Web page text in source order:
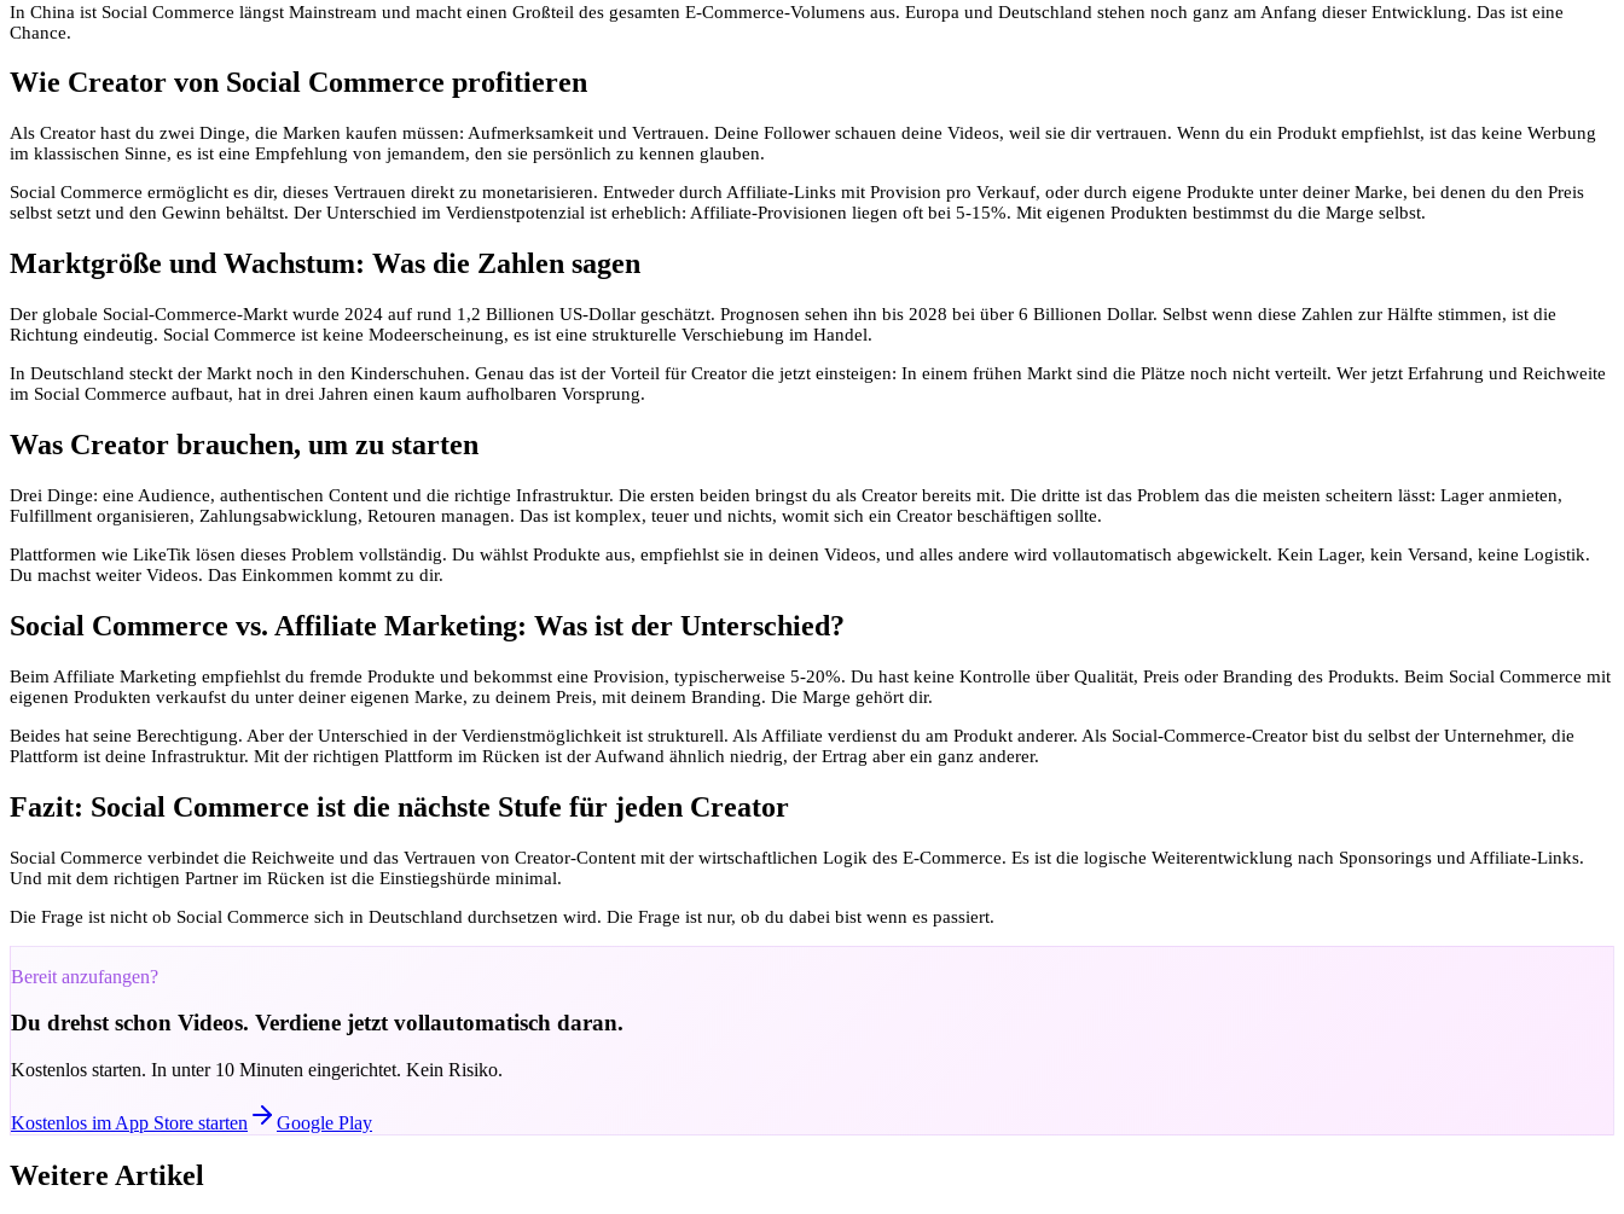
In China ist Social Commerce längst Mainstream und macht einen Großteil des gesamten E-Commerce-Volumens aus. Europa und Deutschland stehen noch ganz am Anfang dieser Entwicklung. Das ist eine
Chance.
Wie Creator von Social Commerce profitieren
Als Creator hast du zwei Dinge, die Marken kaufen müssen: Aufmerksamkeit und Vertrauen. Deine Follower schauen deine Videos, weil sie dir vertrauen. Wenn du ein Produkt empfiehlst, ist das keine Werbung
im klassischen Sinne, es ist eine Empfehlung von jemandem, den sie persönlich zu kennen glauben.
Social Commerce ermöglicht es dir, dieses Vertrauen direkt zu monetarisieren. Entweder durch Affiliate-Links mit Provision pro Verkauf, oder durch eigene Produkte unter deiner Marke, bei denen du den Preis
selbst setzt und den Gewinn behältst. Der Unterschied im Verdienstpotenzial ist erheblich: Affiliate-Provisionen liegen oft bei 5-15%. Mit eigenen Produkten bestimmst du die Marge selbst.
Marktgröße und Wachstum: Was die Zahlen sagen
Der globale Social-Commerce-Markt wurde 2024 auf rund 1,2 Billionen US-Dollar geschätzt. Prognosen sehen ihn bis 2028 bei über 6 Billionen Dollar. Selbst wenn diese Zahlen zur Hälfte stimmen, ist die
Richtung eindeutig. Social Commerce ist keine Modeerscheinung, es ist eine strukturelle Verschiebung im Handel.
In Deutschland steckt der Markt noch in den Kinderschuhen. Genau das ist der Vorteil für Creator die jetzt einsteigen: In einem frühen Markt sind die Plätze noch nicht verteilt. Wer jetzt Erfahrung und Reichweite
im Social Commerce aufbaut, hat in drei Jahren einen kaum aufholbaren Vorsprung.
Was Creator brauchen, um zu starten
Drei Dinge: eine Audience, authentischen Content und die richtige Infrastruktur. Die ersten beiden bringst du als Creator bereits mit. Die dritte ist das Problem das die meisten scheitern lässt: Lager anmieten,
Fulfillment organisieren, Zahlungsabwicklung, Retouren managen. Das ist komplex, teuer und nichts, womit sich ein Creator beschäftigen sollte.
Plattformen wie LikeTik lösen dieses Problem vollständig. Du wählst Produkte aus, empfiehlst sie in deinen Videos, und alles andere wird vollautomatisch abgewickelt. Kein Lager, kein Versand, keine Logistik.
Du machst weiter Videos. Das Einkommen kommt zu dir.
Social Commerce vs. Affiliate Marketing: Was ist der Unterschied?
Beim Affiliate Marketing empfiehlst du fremde Produkte und bekommst eine Provision, typischerweise 5-20%. Du hast keine Kontrolle über Qualität, Preis oder Branding des Produkts. Beim Social Commerce mit
eigenen Produkten verkaufst du unter deiner eigenen Marke, zu deinem Preis, mit deinem Branding. Die Marge gehört dir.
Beides hat seine Berechtigung. Aber der Unterschied in der Verdienstmöglichkeit ist strukturell. Als Affiliate verdienst du am Produkt anderer. Als Social-Commerce-Creator bist du selbst der Unternehmer, die
Plattform ist deine Infrastruktur. Mit der richtigen Plattform im Rücken ist der Aufwand ähnlich niedrig, der Ertrag aber ein ganz anderer.
Fazit: Social Commerce ist die nächste Stufe für jeden Creator
Social Commerce verbindet die Reichweite und das Vertrauen von Creator-Content mit der wirtschaftlichen Logik des E-Commerce. Es ist die logische Weiterentwicklung nach Sponsorings und Affiliate-Links.
Und mit dem richtigen Partner im Rücken ist die Einstiegshürde minimal.
Die Frage ist nicht ob Social Commerce sich in Deutschland durchsetzen wird. Die Frage ist nur, ob du dabei bist wenn es passiert.
Bereit anzufangen?
Du drehst schon Videos. Verdiene jetzt vollautomatisch daran.
Kostenlos starten. In unter 10 Minuten eingerichtet. Kein Risiko.
Kostenlos im App Store starten Google Play
Weitere Artikel